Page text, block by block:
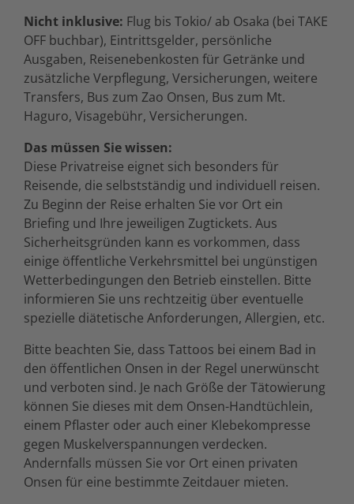
Nicht inklusive: Flug bis Tokio/ ab Osaka (bei TAKE
OFF buchbar), Eintrittsgelder, persönliche
Ausgaben, Reisenebenkosten für Getränke und
zusätzliche Verpflegung, Versicherungen, weitere
Transfers, Bus zum Zao Onsen, Bus zum Mt.
Haguro, Visagebühr, Versicherungen.
Das müssen Sie wissen:
Diese Privatreise eignet sich besonders für
Reisende, die selbstständig und individuell reisen.
Zu Beginn der Reise erhalten Sie vor Ort ein
Briefing und Ihre jeweiligen Zugtickets. Aus
Sicherheitsgründen kann es vorkommen, dass
einige öffentliche Verkehrsmittel bei ungünstigen
Wetterbedingungen den Betrieb einstellen. Bitte
informieren Sie uns rechtzeitig über eventuelle
spezielle diätetische Anforderungen, Allergien, etc.
Bitte beachten Sie, dass Tattoos bei einem Bad in
den öffentlichen Onsen in der Regel unerwünscht
und verboten sind. Je nach Größe der Tätowierung
können Sie dieses mit dem Onsen-Handtüchlein,
einem Pflaster oder auch einer Klebekompresse
gegen Muskelverspannungen verdecken.
Andernfalls müssen Sie vor Ort einen privaten
Onsen für eine bestimmte Zeitdauer mieten.